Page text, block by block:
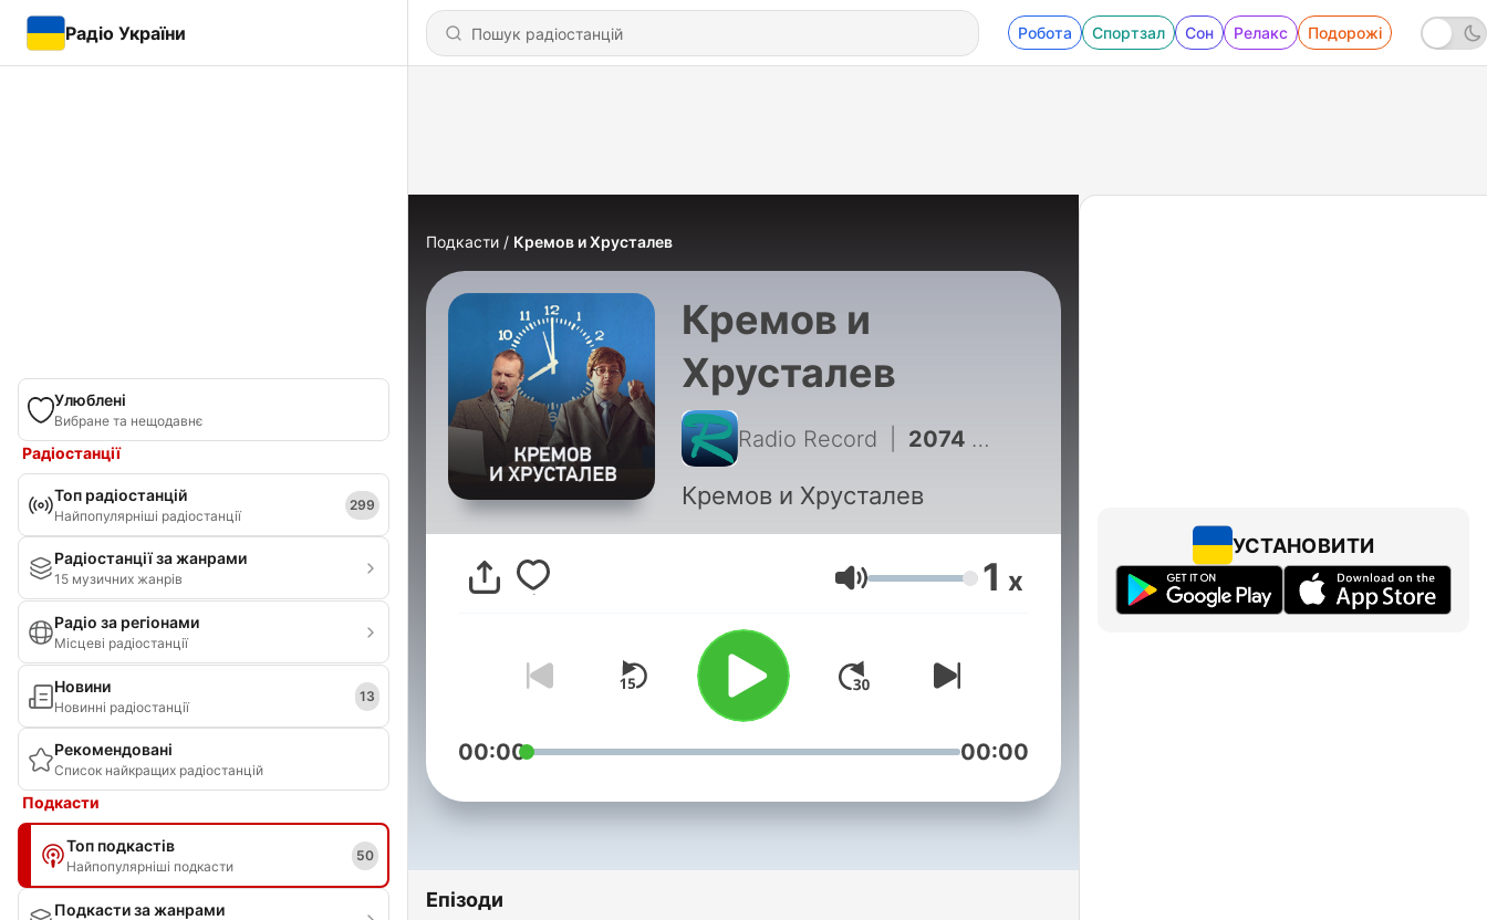
Радіо України Робота Спортзал Сон Релакс Подорожі
Улюблені
Вибране та нещодавнє
Радіостанції
Топ радіостанцій
Найпопулярніші радіостанції
299
Радіостанції за жанрами
15 музичних жанрів
Радіо за регіонами
Місцеві радіостанції
Новини
Новинні радіостанції
13
Рекомендовані
Список найкращих радіостанцій
Подкасти
Топ подкастів
Найпопулярніші подкасти
50
Подкасти за жанрами
Подкасти Кремов и Хрусталев
Кремов и
Хрусталев
Radio Record 2074 - Кремов и Хрусталев @ Radio Record #3720 (06-08-2026)
Кремов и Хрусталев
Гучність 1 x
00:00 00:00
Епізоди
УСТАНОВИТИ